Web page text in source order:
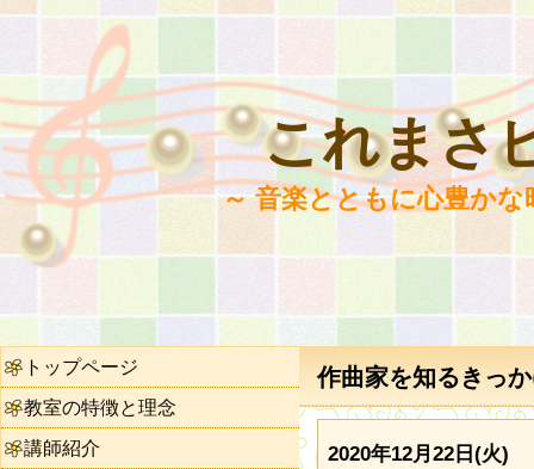
これまさ
～ 音楽とともに心豊か
作曲家を知るきっ
2020年12月22日(火)
トップページ
教室の特徴と理念
講師紹介